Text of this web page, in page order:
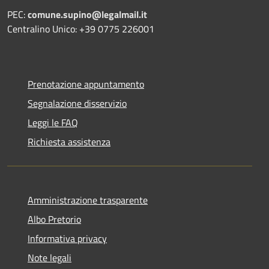
PEC:comune.supino@legalmail.it
Centralino Unico: +39 0775 226001
Prenotazione appuntamento
Segnalazione disservizio
Leggi le FAQ
Richiesta assistenza
Amministrazione trasparente
Albo Pretorio
Informativa privacy
Note legali